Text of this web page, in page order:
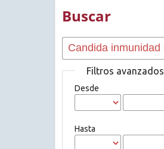
Buscar
Filtros avanzados
Desde
Hasta